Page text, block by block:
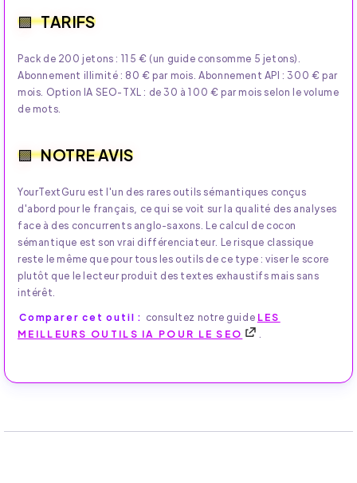
TARIFS
Pack de 200 jetons : 115 € (un guide consomme 5 jetons).
Abonnement illimité : 80 € par mois. Abonnement API : 300 € par
mois. Option IA SEO-TXL : de 30 à 100 € par mois selon le volume
de mots.
NOTRE AVIS
YourTextGuru est l'un des rares outils sémantiques conçus
d'abord pour le français, ce qui se voit sur la qualité des analyses
face à des concurrents anglo-saxons. Le calcul de cocon
sémantique est son vrai différenciateur. Le risque classique
reste le même que pour tous les outils de ce type : viser le score
plutôt que le lecteur produit des textes exhaustifs mais sans
intérêt.
Comparer cet outil : consultez notre guide LES
MEILLEURS OUTILS IA POUR LE SEO
.